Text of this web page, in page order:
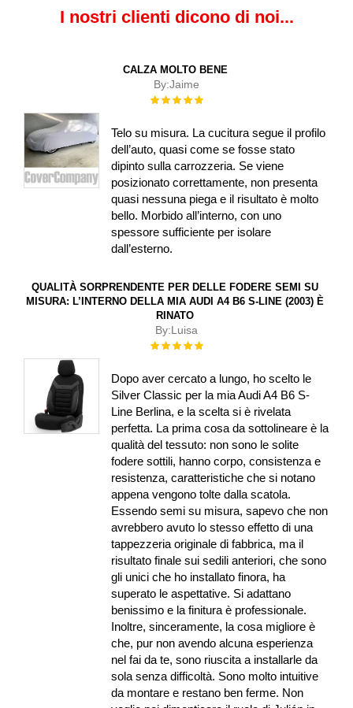
I nostri clienti dicono di noi...
CALZA MOLTO BENE
By:Jaime
Rating:
Telo su misura. La cucitura segue il profilo
dell’auto, quasi come se fosse stato
dipinto sulla carrozzeria. Se viene
posizionato correttamente, non presenta
quasi nessuna piega e il risultato è molto
bello. Morbido all’interno, con uno
spessore sufficiente per isolare
dall’esterno.
QUALITÀ SORPRENDENTE PER DELLE FODERE SEMI SU
MISURA: L’INTERNO DELLA MIA AUDI A4 B6 S-LINE (2003) È
RINATO
By:Luisa
Rating:
Dopo aver cercato a lungo, ho scelto le
Silver Classic per la mia Audi A4 B6 S-
Line Berlina, e la scelta si è rivelata
perfetta. La prima cosa da sottolineare è la
qualità del tessuto: non sono le solite
fodere sottili, hanno corpo, consistenza e
resistenza, caratteristiche che si notano
appena vengono tolte dalla scatola.
Essendo semi su misura, sapevo che non
avrebbero avuto lo stesso effetto di una
tappezzeria originale di fabbrica, ma il
risultato finale sui sedili anteriori, che sono
gli unici che ho installato finora, ha
superato le aspettative. Si adattano
benissimo e la finitura è professionale.
Inoltre, sinceramente, la cosa migliore è
che, pur non avendo alcuna esperienza
nel fai da te, sono riuscita a installarle da
sola senza difficoltà. Sono molto intuitive
da montare e restano ben ferme. Non